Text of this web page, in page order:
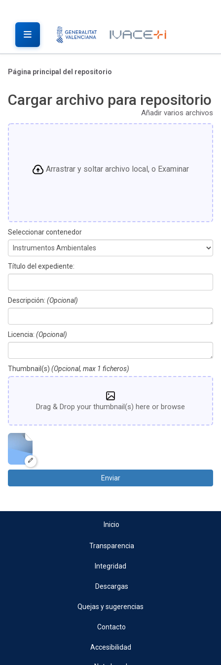
Página principal del repositorio
Cargar archivo para repositorio
Añadir varios archivos
Arrastrar y soltar archivo local, o Examinar
Seleccionar contenedor
Título del expediente:
Descripción: (Opcional)
Licencia: (Opcional)
Thumbnail(s) (Opcional, max 1 ficheros)
Drag & Drop your thumbnail(s) here or browse
Enviar
Inicio
Transparencia
Integridad
Descargas
Quejas y sugerencias
Contacto
Accesibilidad